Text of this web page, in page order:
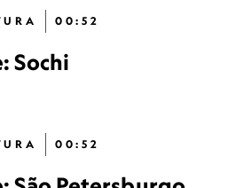
00:52
Sochi
00:52